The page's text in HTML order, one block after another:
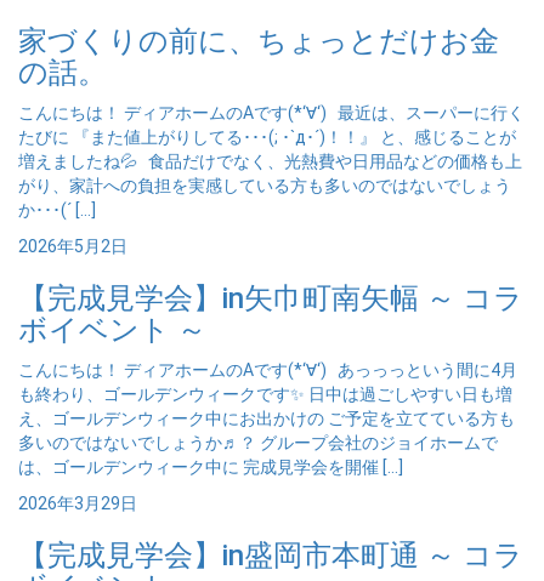
家づくりの前に、ちょっとだけお金
の話。
こんにちは！ ディアホームのAです(*‘∀‘) 最近は、スーパーに行く
たびに 『また値上がりしてる･･･(; ･`д･´)！！』 と、感じることが
増えましたね💦 食品だけでなく、光熱費や日用品などの価格も上
がり、家計への負担を実感している方も多いのではないでしょう
か･･･(´ […]
2026年5月2日
【完成見学会】in矢巾町南矢幅 ～ コラ
ボイベント ～
こんにちは！ ディアホームのAです(*‘∀‘) あっっっという間に4月
も終わり、ゴールデンウィークです✨ 日中は過ごしやすい日も増
え、ゴールデンウィーク中にお出かけの ご予定を立てている方も
多いのではないでしょうか♬？ グループ会社のジョイホームで
は、ゴールデンウィーク中に 完成見学会を開催 […]
2026年3月29日
【完成見学会】in盛岡市本町通 ～ コラ